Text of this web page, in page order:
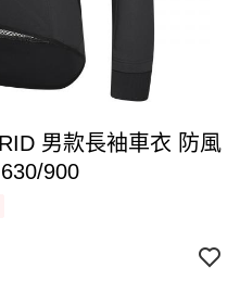
男款長袖車衣 防風
900